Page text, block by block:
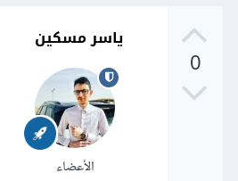
0
ياسر مسكين
الأعضاء